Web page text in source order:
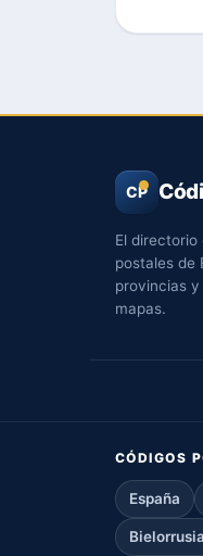
CP
El
postales de
provincias
mapas.
CÓDIGOS
España
Bielorrusia